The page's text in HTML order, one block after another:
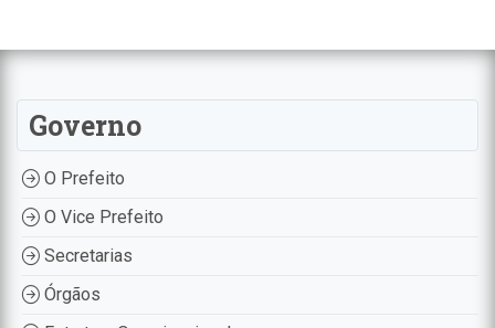
Governo
O Prefeito
O Vice Prefeito
Secretarias
Órgãos